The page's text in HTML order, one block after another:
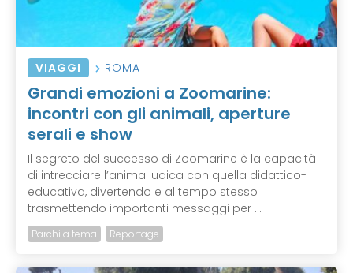
VIAGGI ROMA
Grandi emozioni a Zoomarine:
incontri con gli animali, aperture
serali e show
Il segreto del successo di Zoomarine è la capacità
di intrecciare l’anima ludica con quella didattico-
educativa, divertendo e al tempo stesso
trasmettendo importanti messaggi per ...
Parchi a tema Reportage